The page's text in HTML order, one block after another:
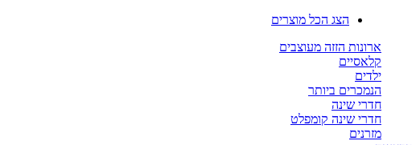
הצג הכל מוצרים
ארונות הזזה מעוצבים
קלאסיים
ילדים
הנמכרים ביותר
חדרי שינה
חדרי שינה קומפלט
מזרנים